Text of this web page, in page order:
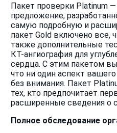
Пакет проверки Platinum
предложение,
самую подробную и
пакет Gold включено все,
также дополнительные
КТ-ангиография для
сердца. С этим пакетом
что ни один аспект
без внимания. Пакет
тех, кто предпочитает
расширенные сведения о
Полное обследование